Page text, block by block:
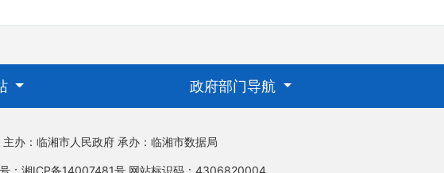
政府部门导航
主办：临湘市人民政府 承办：临湘市数据局
：湘ICP备14007481号 网站标识码：4306820004